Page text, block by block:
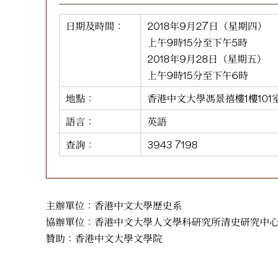
日期及時間：
2018年9月27日（星期四）
上午9時15分至下午5時
2018年9月28日（星期五）
上午9時15分至下午6時
地點：
香港中文大學馮景禧樓1樓101
語言：
英語
查詢：
3943 7198
主辦單位：香港中文大學歷史系
協辦單位：香港中文大學人文學科研究所清史研究中
贊助：香港中文大學文學院